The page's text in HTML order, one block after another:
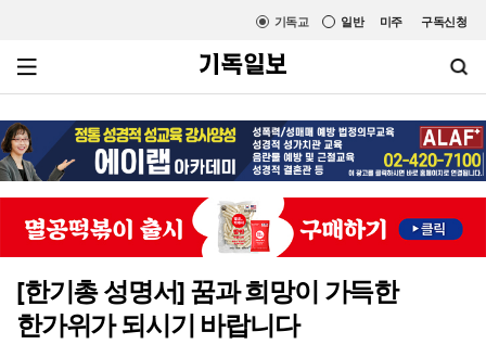
미주 구독신청
일반
기독교
[한기총 성명서] 꿈과 희망이 가득한
한가위가 되시기 바랍니다